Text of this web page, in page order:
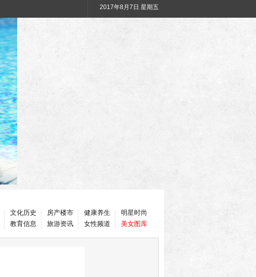
2017年8月7日 星期五
文化历史
教育信息
房产楼市
旅游资讯
健康养生
女性频道
明星时尚
美女图库